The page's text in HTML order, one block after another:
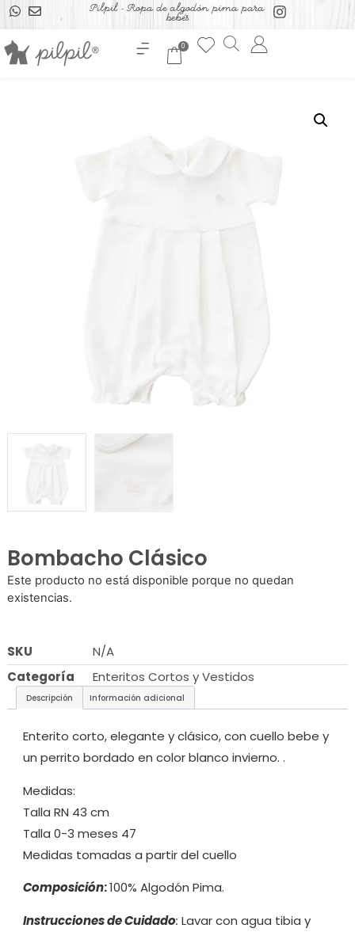
Pilpil - Ropa de algodón pima para
bebés
0
Bombacho Clásico
Este producto no está disponible porque no quedan
existencias.
SKU
N/A
Categoría
Enteritos Cortos y Vestidos
Descripción Información adicional
Enterito corto, elegante y clásico, con cuello bebe y
un perrito bordado en color blanco invierno. .
Medidas:
Talla RN 43 cm
Talla 0-3 meses 47
Medidas tomadas a partir del cuello
Composición:100% Algodón Pima.
Instrucciones de Cuidado: Lavar con agua tibia y